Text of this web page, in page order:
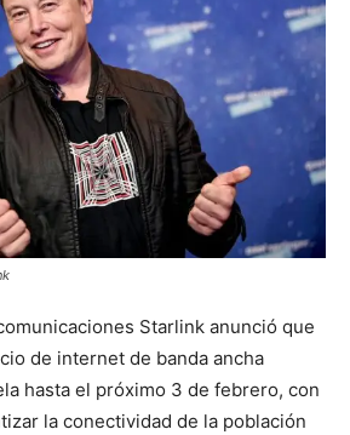
Starlink anunció que
de internet de banda ancha
hasta el próximo 3 de febrero, con
la conectividad de la población